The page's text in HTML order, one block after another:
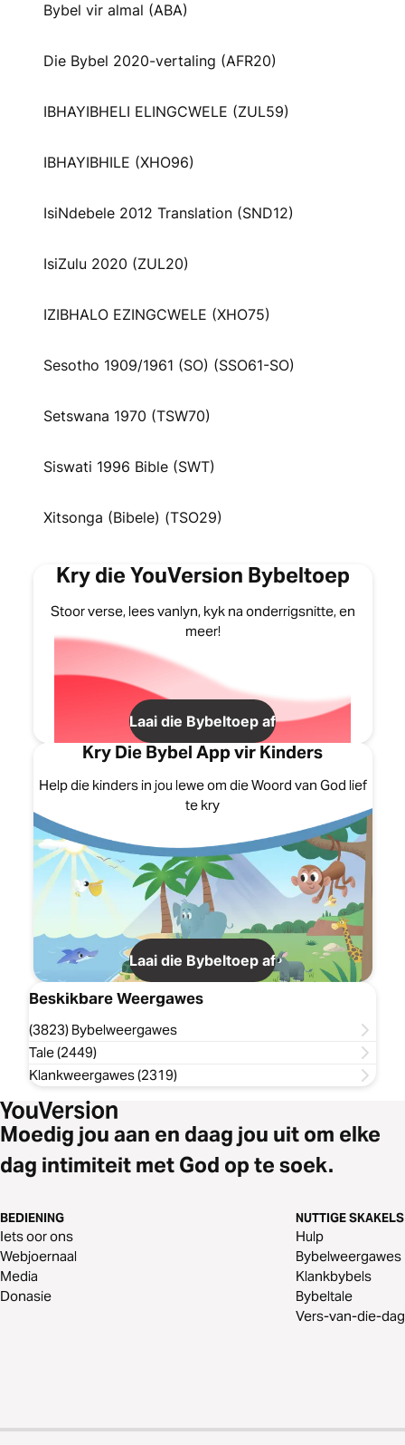
Bybel vir almal (ABA)
Die Bybel 2020-vertaling (AFR20)
IBHAYIBHELI ELINGCWELE (ZUL59)
IBHAYIBHILE (XHO96)
IsiNdebele 2012 Translation (SND12)
IsiZulu 2020 (ZUL20)
IZIBHALO EZINGCWELE (XHO75)
Sesotho 1909/1961 (SO) (SSO61-SO)
Setswana 1970 (TSW70)
Siswati 1996 Bible (SWT)
Xitsonga (Bibele) (TSO29)
Kry die YouVersion Bybeltoep
Stoor verse, lees vanlyn, kyk na onderrigsnitte, en
meer!
Laai die Bybeltoep af
Kry Die Bybel App vir Kinders
Help die kinders in jou lewe om die Woord van God lief
te kry
Laai die Bybeltoep af
Beskikbare Weergawes
(3823) Bybelweergawes
Tale (2449)
Klankweergawes (2319)
Moedig jou aan en daag jou uit om elke
dag intimiteit met God op te soek.
BEDIENING
Iets oor ons
Webjoernaal
Media
Donasie
NUTTIGE SKAKELS
Hulp
Bybelweergawes
Klankbybels
Bybeltale
Vers-van-die-dag